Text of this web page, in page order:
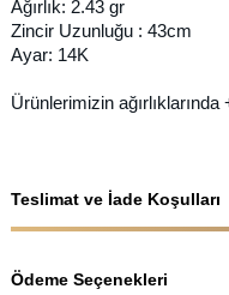
Ağırlık: 2.43 gr
Zincir Uzunluğu : 43cm
Ayar: 14K
Ürünlerimizin
Teslimat ve İade Koşulları
Ödeme Seçenekleri